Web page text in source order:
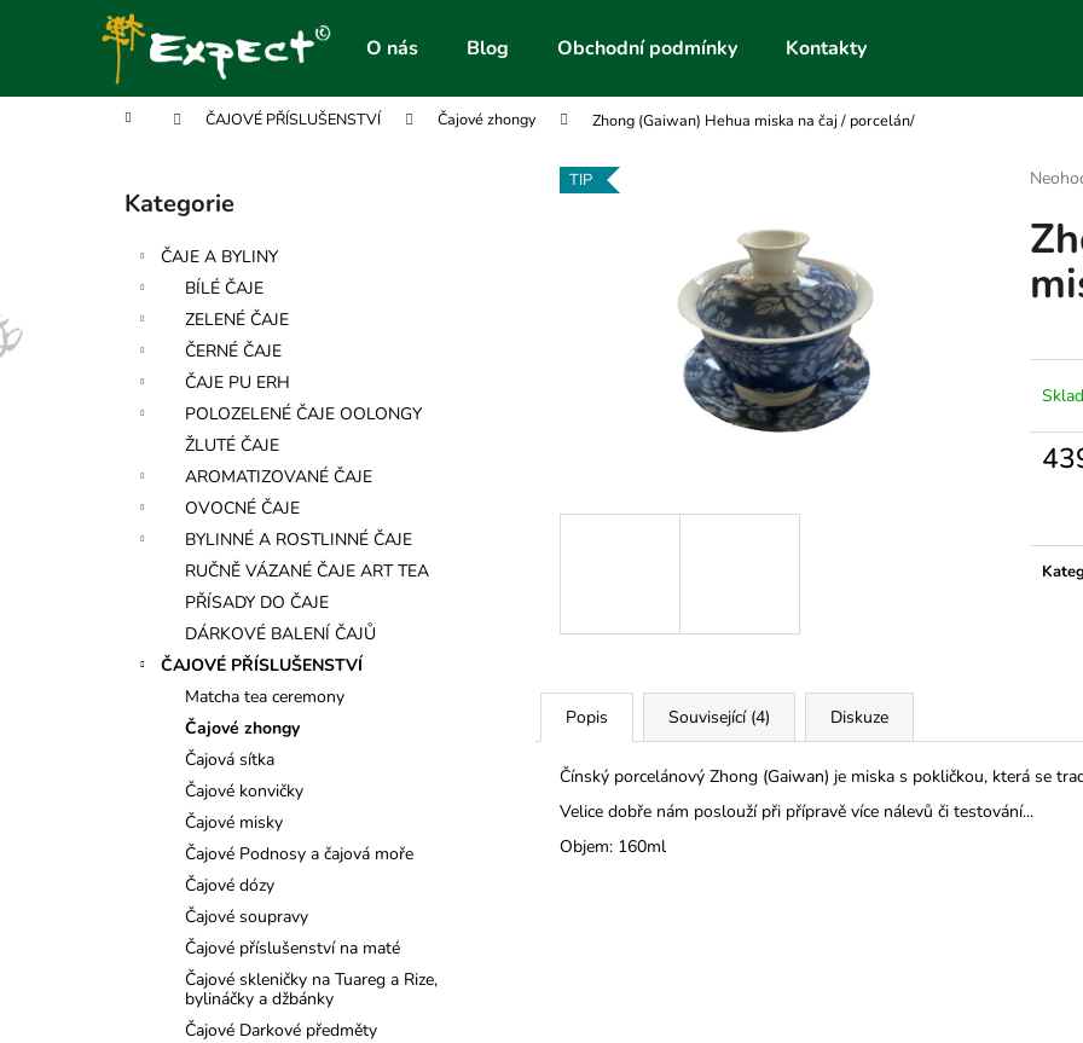
O nás Blog Obchodní podmínky Kontakty
Domů ČAJOVÉ PŘÍSLUŠENSTVÍ Čajové zhongy Zhong (Gaiwan) Hehua miska na čaj / porcelán/
Přeskočit
kategorie
Kategorie
ČAJE A BYLINY
BÍLÉ ČAJE
ZELENÉ ČAJE
ČERNÉ ČAJE
ČAJE PU ERH
POLOZELENÉ ČAJE OOLONGY
ŽLUTÉ ČAJE
AROMATIZOVANÉ ČAJE
OVOCNÉ ČAJE
BYLINNÉ A ROSTLINNÉ ČAJE
RUČNĚ VÁZANÉ ČAJE ART TEA
PŘÍSADY DO ČAJE
DÁRKOVÉ BALENÍ ČAJŮ
ČAJOVÉ PŘÍSLUŠENSTVÍ
Matcha tea ceremony
Čajové zhongy
Čajová sítka
Čajové konvičky
Čajové misky
Čajové Podnosy a čajová moře
Čajové dózy
Čajové soupravy
Čajové příslušenství na maté
Čajové skleničky na Tuareg a Rize,
bylináčky a džbánky
Čajové Darkové předměty
je
z
TIP
Popis Související (4) Diskuze
Čínský porcelánový Zhong (Gaiwan) je miska s pokličkou, která se
Velice dobře nám poslouží při přípravě více nálevů či testování...
Objem: 160ml
í
Zpět
do
Zpět
do
Co potřebujete najít?
Doporučujeme